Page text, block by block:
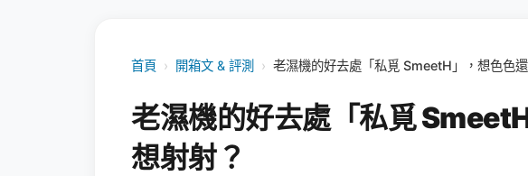
首頁 › 開箱文 & 評測 › 老濕機的好去處「私覓 SmeetH」，想色色
老濕機的好去處「私覓
想射射？